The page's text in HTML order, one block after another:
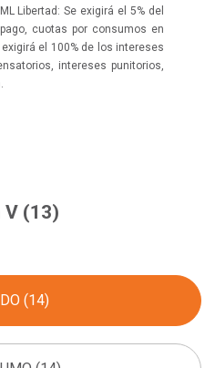
Libertad: Se exigirá el 5% del
cuotas por consumos en
el 100% de los intereses
intereses punitorios,
V (13)
(14)